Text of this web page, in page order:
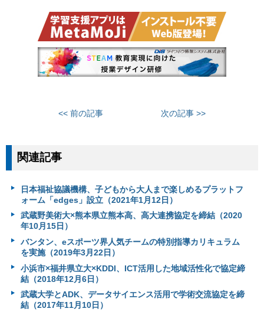
<< 前の記事 次の記事 >>
関連記事
日本福祉協議機構、子どもから大人まで楽しめるプラットフ
ォーム「edges」設立（2021年1月12日）
武蔵野美術大×熊本県立熊本高、高大連携協定を締結（2020
年10月15日）
バンタン、eスポーツ界人気チームの特別指導カリキュラム
を実施（2019年3月22日）
小浜市×福井県立大×KDDI、ICT活用した地域活性化で協定締
結（2018年12月6日）
武蔵大学とADK、データサイエンス活用で学術交流協定を締
結（2017年11月10日）